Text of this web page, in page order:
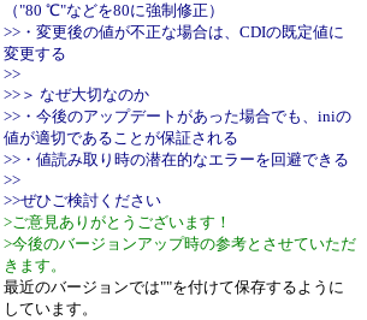
（"80 ℃"などを80に強制修正）
>>・変更後の値が不正な場合は、CDIの既定値に
変更する
>>
>>＞ なぜ大切なのか
>>・今後のアップデートがあった場合でも、iniの
値が適切であることが保証される
>>・値読み取り時の潜在的なエラーを回避できる
>>
>>ぜひご検討ください
>ご意見ありがとうございます！
>今後のバージョンアップ時の参考とさせていただ
きます。
最近のバージョンでは""を付けて保存するように
しています。